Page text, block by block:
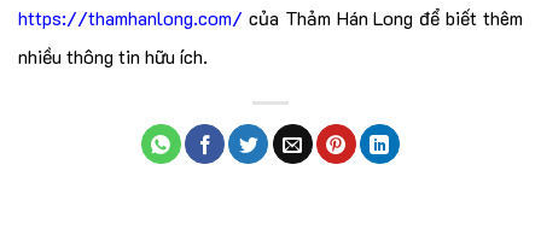
https://thamhanlong.com/ của Thảm Hán Long để biết thêm
nhiều thông tin hữu ích.